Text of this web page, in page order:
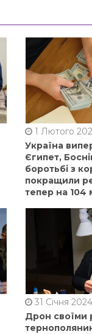
1 Лютого
Україна
Єгипет,
боротьбі з
покращили
тепер на 104
31 Січня
Дрон своїми